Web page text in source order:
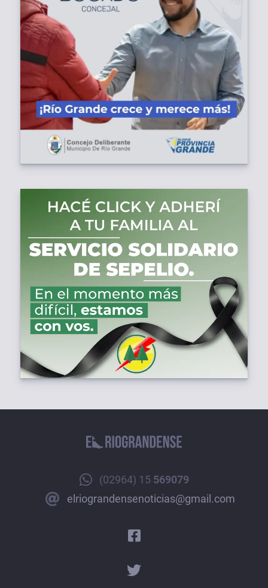
(02964) 15 569079
elriograndensenoticias@gmail.com